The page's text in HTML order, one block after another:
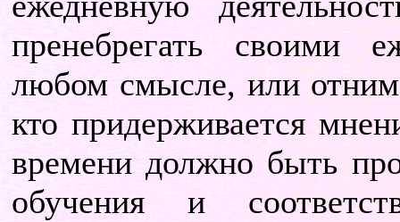
пренебрегать своими
любом смысле, или
кто придерживается
времени должно быть
обучения и